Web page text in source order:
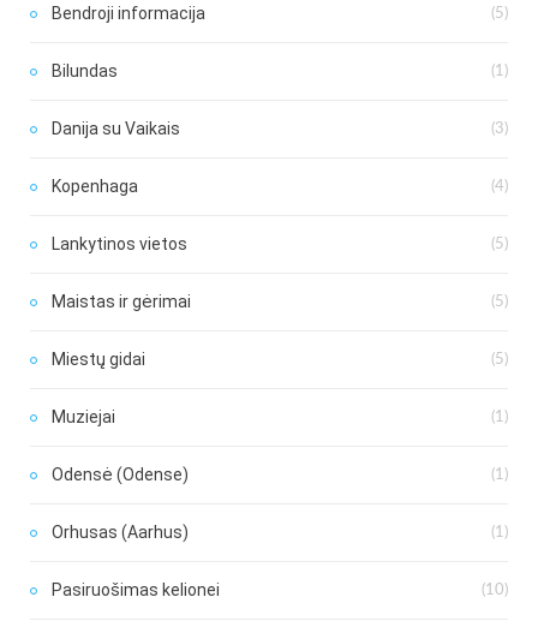
Bendroji informacija (5)
Bilundas (1)
Danija su Vaikais (3)
Kopenhaga (4)
Lankytinos vietos (5)
Maistas ir gėrimai (5)
Miestų gidai (5)
Muziejai (1)
Odensė (Odense) (1)
Orhusas (Aarhus) (1)
Pasiruošimas kelionei (10)